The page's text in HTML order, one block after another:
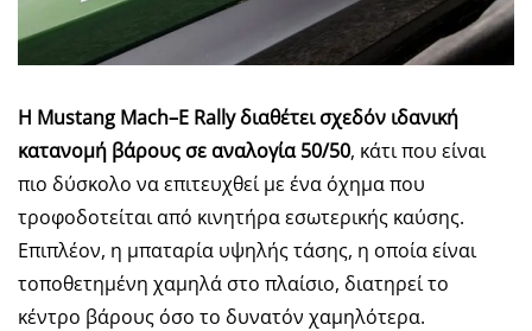
Η Mustang Mach–E Rallyδιαθέτει σχεδόν ιδανική
κατανομή βάρους σε αναλογία 50/50, κάτι που είναι
πιο δύσκολο να επιτευχθεί με ένα όχημα που
τροφοδοτείται από κινητήρα εσωτερικής καύσης.
Επιπλέον, η μπαταρία υψηλής τάσης, η οποία είναι
τοποθετημένη χαμηλά στο πλαίσιο, διατηρεί το
κέντρο βάρους όσο το δυνατόν χαμηλότερα.